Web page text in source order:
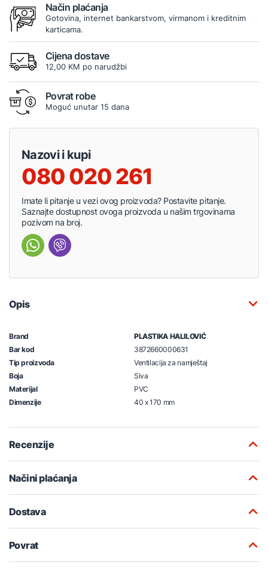
Način plaćanja
Gotovina, internet bankarstvom, virmanom i kreditnim
karticama.
Cijena dostave
12,00 KM po narudžbi
Povrat robe
Moguć unutar 15 dana
Nazovi i kupi
080 020 261
Imate li pitanje u vezi ovog proizvoda? Postavite pitanje.
Saznajte dostupnost ovoga proizvoda u našim trgovinama
pozivom na broj.
Opis
Brand
PLASTIKA HALILOVIĆ
Bar kod
3872660000631
Tip proizvoda
Ventilacija za namještaj
Boja
Siva
Materijal
PVC
Dimenzije
40 x 170 mm
Recenzije
Načini plaćanja
Dostava
Povrat